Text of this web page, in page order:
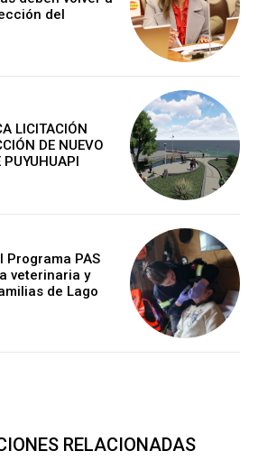
del
LICITACIÓN
DE NUEVO
PUYUHUAPI
Programa PAS
veterinaria y
de Lago
RELACIONADAS